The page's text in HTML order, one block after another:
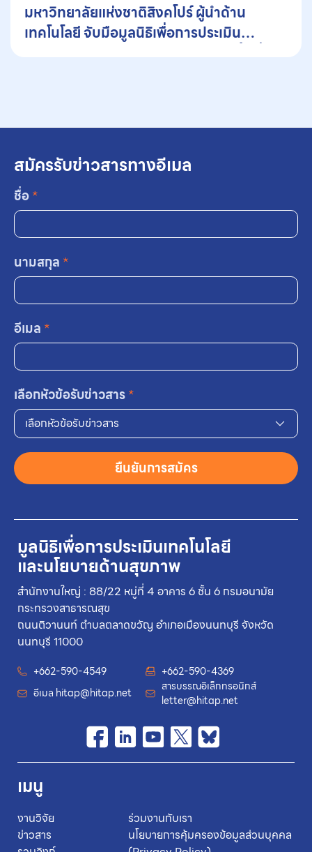
มหาวิทยาลัยแห่งชาติสิงคโปร์ ผู้นำด้าน
เทคโนโลยี จับมือมูลนิธิเพื่อการประเมิน
มูลนิธิเพื่อการประเมินเทคโนโลยี
และนโยบายด้านสุขภาพ
สำนักงานใหญ่ : 88/22 หมู่ที่ 4 อาคาร 6 ชั้น 6 กรมอนามัย
กระทรวงสาธารณสุข
ถนนติวานนท์ ตำบลตลาดขวัญ อำเภอเมืองนนทบุรี จังหวัด
นนทบุรี 11000
+662-590-4549
+662-590-4369
อีเมล hitap@hitap.net
สารบรรณอิเล็กทรอนิกส์
letter@hitap.net
เมนู
งานวิจัย
ข่าวสาร
ร่วมงานกับเรา
นโยบายการคุ้มครองข้อมูลส่วนบุคคล
สมัครรับข่าวสารทางอีเมล
ชื่อ*
นามสกุล *
อีเมล *
เลือกหัวข้อรับข่าวสาร*
เลือกหัวข้อรับข่าวสาร
ยืนยันการสมัคร